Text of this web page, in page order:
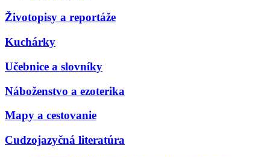
Životopisy a reportáže
Kuchárky
Učebnice a slovníky
Náboženstvo a ezoterika
Mapy a cestovanie
Cudzojazyčná literatúra